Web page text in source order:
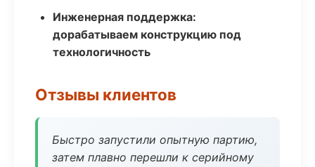
Инженерная поддержка:
дорабатываем конструкцию под
технологичность
Отзывы клиентов
Быстро запустили опытную партию,
затем плавно перешли к серийному